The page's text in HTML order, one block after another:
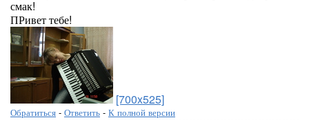
смак!
ПРивет тебе!
[700x525]
Обратиться - Ответить - К полной версии